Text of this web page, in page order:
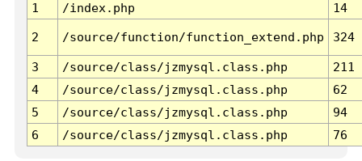
1
/index.php 14
2 /source/function/function_extend.php 324
3 /source/class/jzmysql.class.php
211
4
/source/class/jzmysql.class.php
62
5
/source/class/jzmysql.class.php
94
6
/source/class/jzmysql.class.php 76